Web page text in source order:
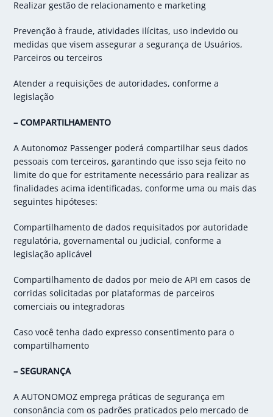
Realizar gestão de relacionamento e marketing
Prevenção à fraude, atividades ilícitas, uso indevido ou
medidas que visem assegurar a segurança de Usuários,
Parceiros ou terceiros
Atender a requisições de autoridades, conforme a
legislação
– COMPARTILHAMENTO
A Autonomoz Passenger poderá compartilhar seus dados
pessoais com terceiros, garantindo que isso seja feito no
limite do que for estritamente necessário para realizar as
finalidades acima identificadas, conforme uma ou mais das
seguintes hipóteses:
Compartilhamento de dados requisitados por autoridade
regulatória, governamental ou judicial, conforme a
legislação aplicável
Compartilhamento de dados por meio de API em casos de
corridas solicitadas por plataformas de parceiros
comerciais ou integradoras
Caso você tenha dado expresso consentimento para o
compartilhamento
– SEGURANÇA
A AUTONOMOZ emprega práticas de segurança em
consonância com os padrões praticados pelo mercado de